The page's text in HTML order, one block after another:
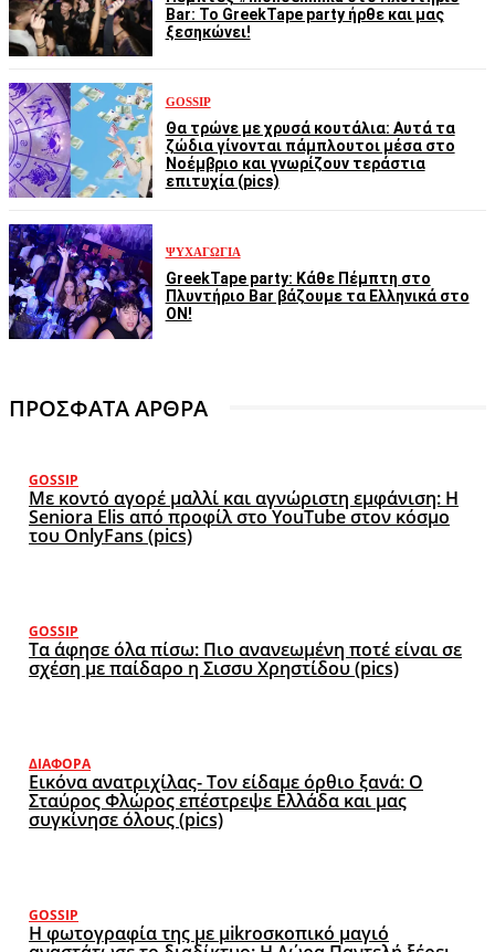
Bar: Το GreekTape party ήρθε και μας
ξεσηκώνει!
GOSSIP
Θα τρώνε με χρυσά κουτάλια: Αυτά τα
ζώδια γίνονται πάμπλουτοι μέσα στο
Νοέμβριο και γνωρίζουν τεράστια
επιτυχία (pics)
ΨΥΧΑΓΩΓΊΑ
GreekTape party: Κάθε Πέμπτη στο
Πλυντήριο Bar βάζουμε τα Ελληνικά στο
ON!
ΠΡΟΣΦΑΤΑ ΑΡΘΡΑ
GOSSIP
Με κοντό αγορέ μαλλί και αγνώριστη εμφάνιση: Η
Seniora Elis από προφίλ στο YouTube στον κόσμο
του OnlyFans (pics)
GOSSIP
Τα άφησε όλα πίσω: Πιο ανανεωμένη ποτέ είναι σε
σχέση με παίδαρο η Σισσυ Χρηστίδου (pics)
ΔΙΆΦΟΡΑ
Εικόνα ανατριχίλας- Τον είδαμε όρθιο ξανά: Ο
Σταύρος Φλώρος επέστρεψε Ελλάδα και μας
συγκίνησε όλους (pics)
GOSSIP
Η φωτογραφία της με μikroσκοπικό μαγιό